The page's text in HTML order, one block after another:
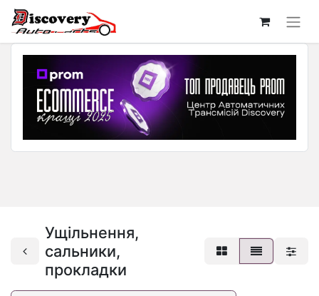
Ущільнення,
сальники,
прокладки